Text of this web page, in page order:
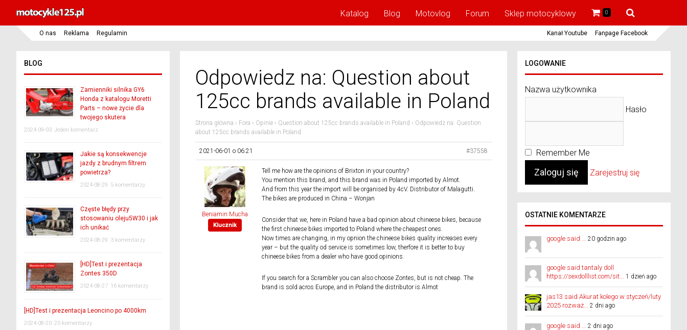
Katalog Blog Motovlog Forum Sklep motocyklowy 0
O nas Reklama Regulamin Kanał Youtube Fanpage Facebook
Odpowiedz na: Question about
125cc brands available in Poland
Strona główna › Fora › Opinie › Question about 125cc brands available in Poland › Odpowiedz na: Question
about 125cc brands available in Poland
2021-06-01 o 06:21 #37558
Beniamin Mucha
Klucznik
Tell me how are the opinions of Brixton in your country?
You mention this brand, and this brand was in Poland imported by Almot.
And from this year the import will be organised by 4cV. Distributor of Malagutti.
The bikes are produced in China – Wonjan
Consider that we, here in Poland have a bad opinion about chineese bikes, because
the first chineese bikes imported to Poland where the cheapest ones.
Now times are changing, in my opnion the chineese bikes quality increases every
year – but the quality od service is sometimes low, therfore it is better to buy
chineese bikes from a dealer who have good opinions.
If you search for a Scrambler you can also choose Zontes, but is not cheap. The
brand is sold acros Europe, and in Poland the distributor is Almot
BLOG
Zamienniki silnika GY6
Honda z katalogu Moretti
Parts – nowe życie dla
twojego skutera
2024-09-03 Jeden komentarz
Jakie są konsekwencje
jazdy z brudnym filtrem
powietrza?
2024-08-29 5 komentarzy
Częste błędy przy
stosowaniu oleju5W30 i jak
ich unikać
2024-08-29 3 komentarzy
[HD]Test i prezentacja
Zontes 350D
2024-08-27 16 komentarzy
[HD]Test i prezentacja Leoncino po 4000km
2024-08-20 20 komentarzy
LOGOWANIE
Nazwa użytkownika
Hasło
Remember Me
Zarejestruj się
OSTATNIE KOMENTARZE
google said ... 20 godzin ago
google said tantaly doll
https://sexdolllist.com/sit... 1 dzień ago
jas13 said Akurat kolego w styczeń/luty
2025 rozważ... 2 dni ago
google said ... 2 dni ago